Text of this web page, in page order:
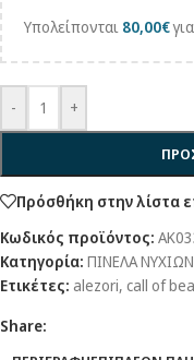
Υπολείπονται 80,00€
- +
Πρόσθήκη στην λίστα
Κωδικός προϊόντος:
Κατηγορία: ΠΙΝΕΛΑ ΝΥΧΙΩΝ
Ετικέτες: alezori, call of
Share: